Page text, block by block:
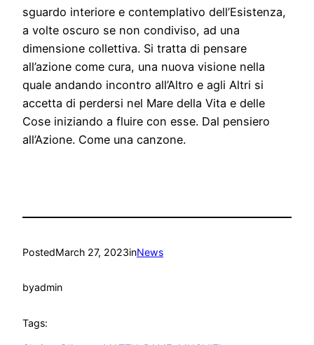
sguardo interiore e contemplativo dell’Esistenza,
a volte oscuro se non condiviso, ad una
dimensione collettiva. Si tratta di pensare
all’azione come cura, una nuova visione nella
quale andando incontro all’Altro e agli Altri si
accetta di perdersi nel Mare della Vita e delle
Cose iniziando a fluire con esse. Dal pensiero
all’Azione. Come una canzone.
PostedMarch 27, 2023inNews
byadmin
Tags: